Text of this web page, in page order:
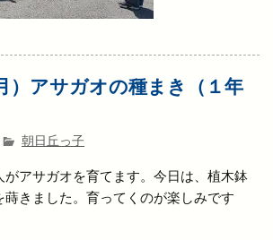
）アサガオの種まき（１年
朝日丘っ子
がアサガオを育てます。今日は、植木鉢
蒔きました。育ってくのが楽しみです